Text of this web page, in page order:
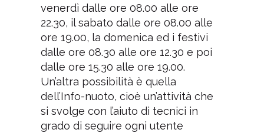
venerdì dalle ore 08.00 alle ore
22.30, il sabato dalle ore 08.00 alle
ore 19.00, la domenica ed i festivi
dalle ore 08.30 alle ore 12.30 e poi
dalle ore 15.30 alle ore 19.00.
Un’altra possibilità è quella
dell’Info-nuoto, cioè un’attività che
si svolge con l’aiuto di tecnici in
grado di seguire ogni utente